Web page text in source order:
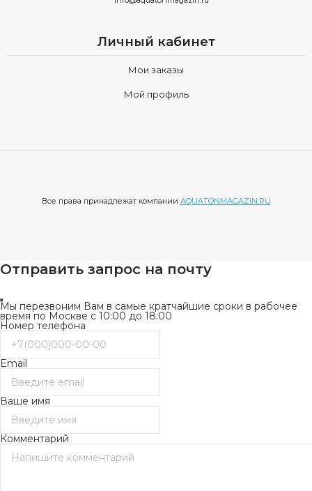
функциональности, продуманные до мелочей для вашего
AQUATON (Акватон), вы инвестируете в свой комфорт, в
Личный кабинет
Мои заказы
Мой профиль
Все права принадлежат компании AQUATONMAGAZIN.RU
Отправить запрос на почту
Мы перезвоним Вам в самые кратчайшие сроки в рабочее
время по Москве с 10:00 до 18:00
Номер телефона
Email
Ваше имя
Комментарий